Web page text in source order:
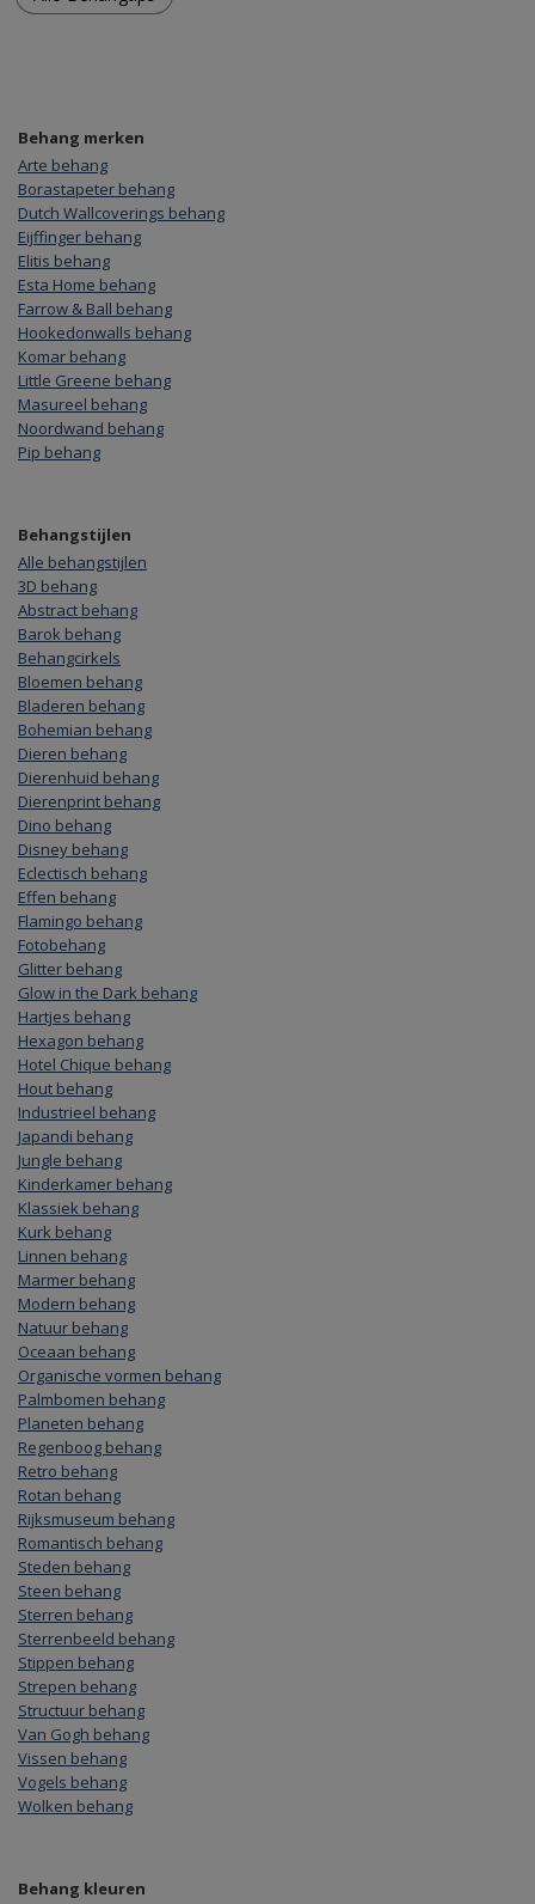
Behang merken
Arte behang
Borastapeter behang
Dutch Wallcoverings behang
Eijffinger behang
Elitis behang
Esta Home behang
Farrow & Ball behang
Hookedonwalls behang
Komar behang
Little Greene behang
Masureel behang
Noordwand behang
Pip behang
Behangstijlen
Alle behangstijlen
3D behang
Abstract behang
Barok behang
Behangcirkels
Bloemen behang
Bladeren behang
Bohemian behang
Dieren behang
Dierenhuid behang
Dierenprint behang
Dino behang
Disney behang
Eclectisch behang
Effen behang
Flamingo behang
Fotobehang
Glitter behang
Glow in the Dark behang
Hartjes behang
Hexagon behang
Hotel Chique behang
Hout behang
Industrieel behang
Japandi behang
Jungle behang
Kinderkamer behang
Klassiek behang
Kurk behang
Linnen behang
Marmer behang
Modern behang
Natuur behang
Oceaan behang
Organische vormen behang
Palmbomen behang
Planeten behang
Regenboog behang
Retro behang
Rotan behang
Rijksmuseum behang
Romantisch behang
Steden behang
Steen behang
Sterren behang
Sterrenbeeld behang
Stippen behang
Strepen behang
Structuur behang
Van Gogh behang
Vissen behang
Vogels behang
Wolken behang
Behang kleuren